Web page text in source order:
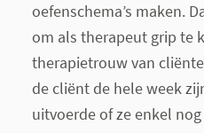
oefenschema’s maken.
om als therapeut grip te
therapietrouw van
de cliënt de hele week
uitvoerde of ze enkel